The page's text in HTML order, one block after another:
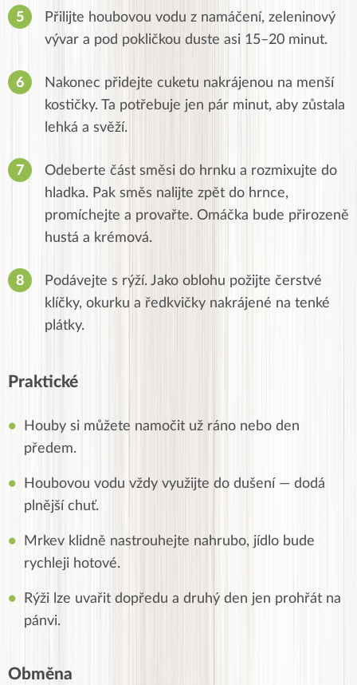
Přilijte houbovou vodu z namáčení, zeleninový
vývar a pod pokličkou duste asi 15–20 minut.
Nakonec přidejte cuketu nakrájenou na menší
kostičky. Ta potřebuje jen pár minut, aby zůstala
lehká a svěží.
Odeberte část směsi do hrnku a rozmixujte do
hladka. Pak směs nalijte zpět do hrnce,
promíchejte a provařte. Omáčka bude přirozeně
hustá a krémová.
Podávejte s rýží. Jako oblohu požijte čerstvé
klíčky, okurku a ředkvičky nakrájené na tenké
plátky.
Praktické
Houby si můžete namočit už ráno nebo den
předem.
Houbovou vodu vždy využijte do dušení — dodá
plnější chuť.
Mrkev klidně nastrouhejte nahrubo, jídlo bude
rychleji hotové.
Rýži lze uvařit dopředu a druhý den jen prohřát na
pánvi.
Obměna